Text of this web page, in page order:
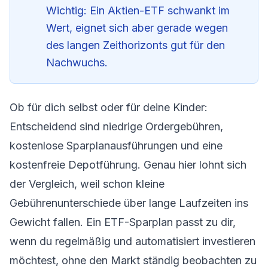
Wichtig: Ein Aktien-ETF schwankt im
Wert, eignet sich aber gerade wegen
des langen Zeithorizonts gut für den
Nachwuchs.
Ob für dich selbst oder für deine Kinder:
Entscheidend sind niedrige Ordergebühren,
kostenlose Sparplanausführungen und eine
kostenfreie Depotführung. Genau hier lohnt sich
der Vergleich, weil schon kleine
Gebührenunterschiede über lange Laufzeiten ins
Gewicht fallen. Ein ETF-Sparplan passt zu dir,
wenn du regelmäßig und automatisiert investieren
möchtest, ohne den Markt ständig beobachten zu